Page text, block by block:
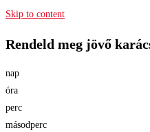
Skip to content
Rendeld meg jövő
nap
óra
perc
másodperc